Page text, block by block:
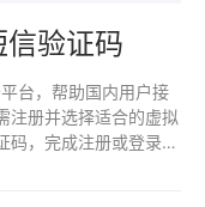
验证码
台，帮助国内用户接
注册并选择适合的虚拟
码，完成注册或登录操